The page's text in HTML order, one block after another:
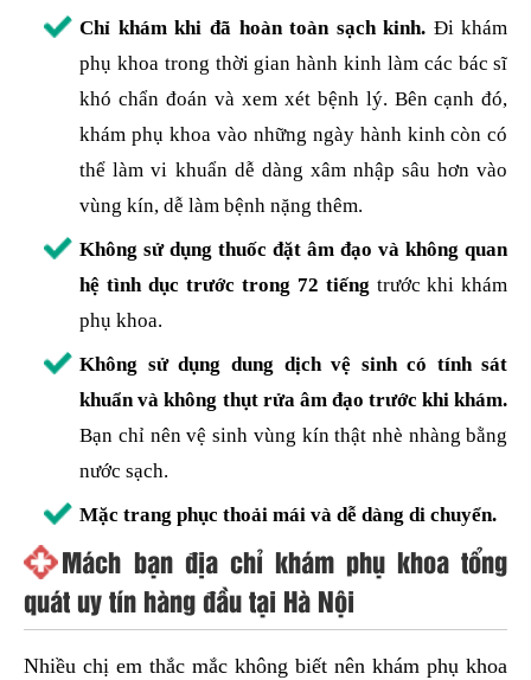
Chỉ khám khi đã hoàn toàn sạch kinh. Đi khám
phụ khoa trong thời gian hành kinh làm các bác sĩ
khó chẩn đoán và xem xét bệnh lý. Bên cạnh đó,
khám phụ khoa vào những ngày hành kinh còn có
thể làm vi khuẩn dễ dàng xâm nhập sâu hơn vào
vùng kín, dễ làm bệnh nặng thêm.
Không sử dụng thuốc đặt âm đạo và không quan
hệ tình dục trước trong 72 tiếng trước khi khám
phụ khoa.
Không sử dụng dung dịch vệ sinh có tính sát
khuẩn và không thụt rửa âm đạo trước khi khám.
Bạn chỉ nên vệ sinh vùng kín thật nhè nhàng bằng
nước sạch.
Mặc trang phục thoải mái và dễ dàng di chuyển.
Mách bạn địa chỉ khám phụ khoa tổng
quát uy tín hàng đầu tại Hà Nội
Nhiều chị em thắc mắc không biết nên khám phụ khoa